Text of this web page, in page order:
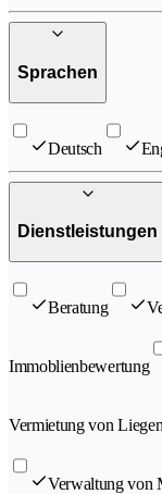
Sprachen
Deutsch
Dienstleistungen
Beratung
Immoblienbewertung
Vermietung von
Verwaltung von